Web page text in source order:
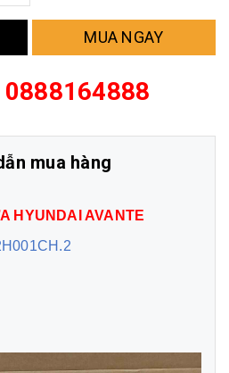
MUA NGAY
0888164888
mua hàng
HYUNDAI AVANTE